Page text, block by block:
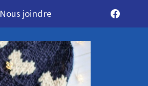
Nous joindre